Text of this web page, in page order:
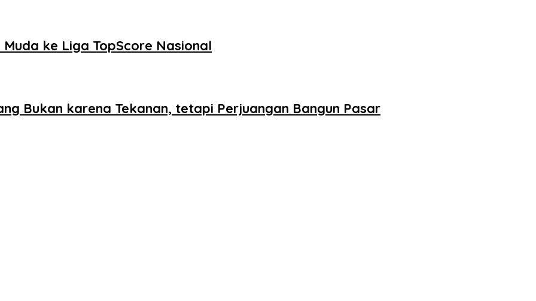
ke Liga TopScore Nasional
Bukan karena Tekanan, tetapi Perjuangan Bangun Pasar